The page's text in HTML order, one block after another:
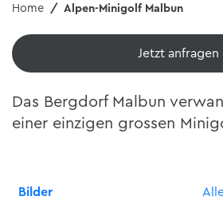
Home Alpen-Minigolf Malbun
Jetzt ansehen
Das Bergdorf Malbun
einer einzigen grossen
Bilder